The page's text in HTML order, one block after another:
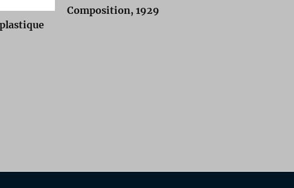
Composition, 1929